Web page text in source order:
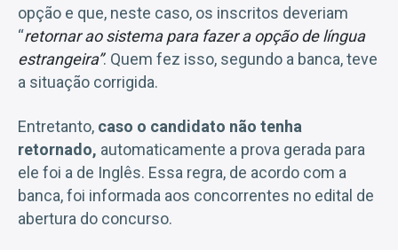
opção e que, neste caso, os inscritos deveriam
“retornar ao sistema para fazer a opção de língua
estrangeira”. Quem fez isso, segundo a banca, teve
a situação corrigida.
Entretanto, caso o candidato não tenha
retornado, automaticamente a prova gerada para
ele foi a de Inglês. Essa regra, de acordo com a
banca, foi informada aos concorrentes no edital de
abertura do concurso.